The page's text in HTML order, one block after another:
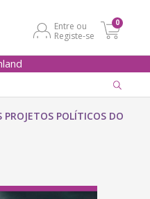
Entre ou
Registe-se
0
PROJETOS POLÍTICOS DO